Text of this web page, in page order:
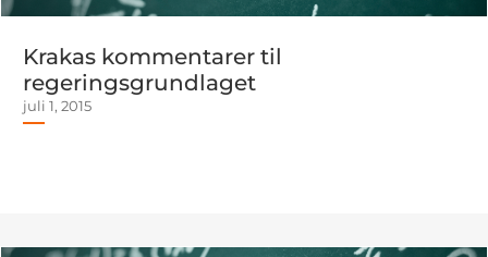
Krakas kommentarer til
regeringsgrundlaget
juli 1, 2015